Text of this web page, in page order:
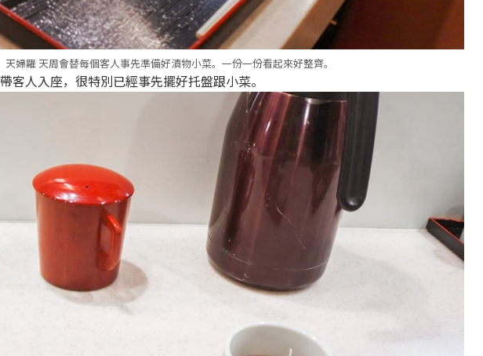
天婦羅 天周會替每個客人事先準備好漬物小菜。一份一份看起來好整齊。
客人入座，很特別已經事先擺好托盤跟小菜。